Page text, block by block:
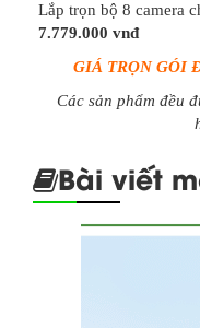
Lắp trọn bộ 8 camera
7.779.000 vnđ
GIÁ TRỌN GÓI
Các sản phẩm đều
Bài viết